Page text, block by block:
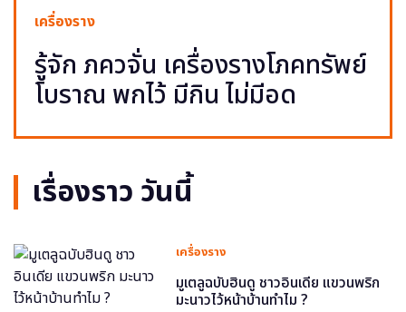
เครื่องราง
รู้จัก ภควจั่น เครื่องรางโภคทรัพย์
โบราณ พกไว้ มีกิน ไม่มีอด
เรื่องราว วันนี้
เครื่องราง
มูเตลูฉบับฮินดู ชาวอินเดีย แขวนพริก
มะนาวไว้หน้าบ้านทำไม ?